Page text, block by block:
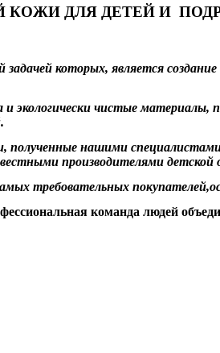
КОЖИ ДЛЯ ДЕТЕЙ И
которых, является
экологически чистые материалы,
полученные нашими
производителями детской
требовательных
команда людей